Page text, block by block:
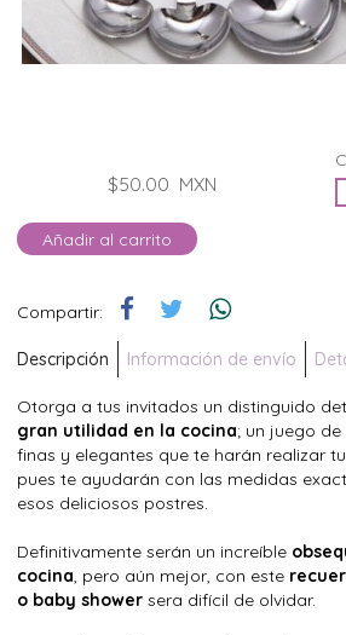
$50.00 MXN
Añadir al carrito
Compartir:
Descripción Información de envío
Otorga a tus invitados un distinguido
gran utilidad en la cocina; un juego
finas y elegantes que te harán realizar
pues te ayudarán con las medidas
esos deliciosos postres.
Definitivamente serán un increíble
cocina, pero aún mejor, con este
o baby shower sera difícil de olvidar.